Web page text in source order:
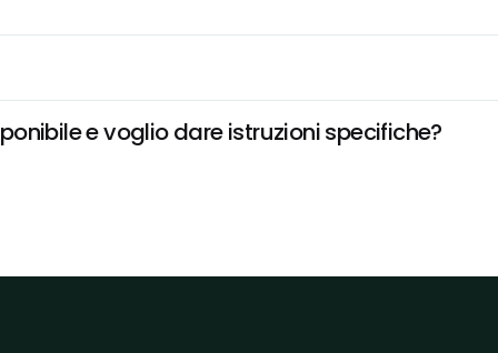
e voglio dare istruzioni specifiche?